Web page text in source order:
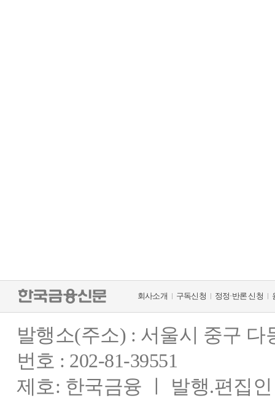
회사소개 구독신청 정정·반론 신청
발행소(주소) : 서울시 중구
번호 : 202-81-39551
제호: 한국금융 ㅣ 발행.편집